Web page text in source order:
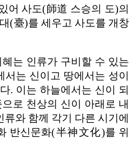
어 사도(師道 스승의 도)의
(臺)를 세우고 사도를 개창
는 인류가 구비할 수 있는
는 신이고 땅에서는 성이
. 이는 하늘에서는 신이 되
로 천상의 신이 아래로 내
와 함께 각기 다른 시기에
반신문화(半神文化)를 위